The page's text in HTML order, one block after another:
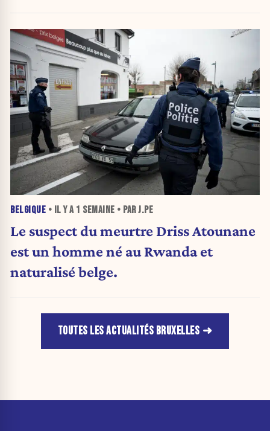
BELGIQUE • IL Y A 1 SEMAINE • PAR J.PE
Le suspect du meurtre Driss Atounane
est un homme né au Rwanda et
naturalisé belge.
TOUTES LES ACTUALITÉS BRUXELLES